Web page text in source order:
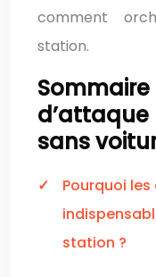
comment
station.
sans
Pourquoi
station ?